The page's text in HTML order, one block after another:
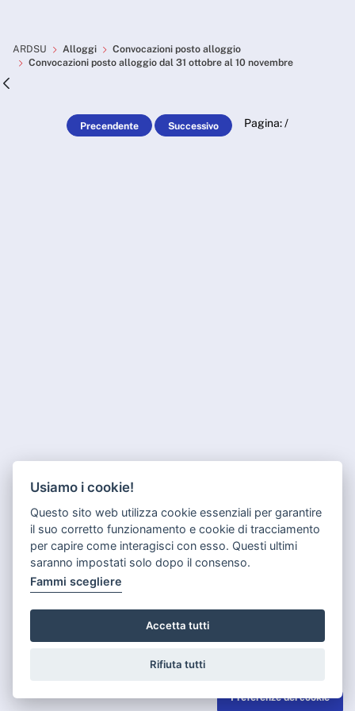
Convocazioni posto
ARDSU Alloggi
Convocazioni posto alloggio
Convocazioni posto alloggio dal 31 ottobre al 10 novembre
Precendente Successivo Pagina:/
Usiamo i cookie!
Questo sito web utilizza cookie essenziali per garantire
il suo corretto funzionamento e cookie di tracciamento
per capire come interagisci con esso. Questi ultimi
saranno impostati solo dopo il consenso.
Fammi scegliere
Accetta tutti
Rifiuta tutti